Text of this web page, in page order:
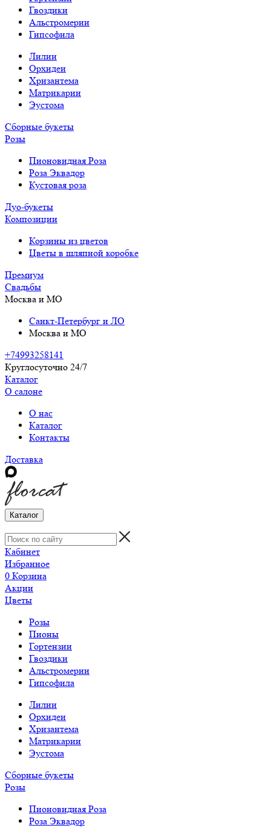
Гвоздики
Альстромерии
Гипсофила
Лилии
Орхидеи
Хризантема
Матрикарии
Эустома
Сборные букеты
Розы
Пионовидная Роза
Роза Эквадор
Кустовая роза
Дуо-букеты
Композиции
Корзины из цветов
Цветы в шляпной коробке
Премиум
Свадьбы
Москва и МО
Санкт-Петербург и ЛО
Москва и МО
+74993258141
Круглосуточно 24/7
Каталог
О салоне
О нас
Каталог
Контакты
Доставка
Каталог
Кабинет
Избранное
0 Корзина
Акции
Цветы
Розы
Пионы
Гортензии
Гвоздики
Альстромерии
Гипсофила
Лилии
Орхидеи
Хризантема
Матрикарии
Эустома
Сборные букеты
Розы
Пионовидная Роза
Роза Эквадор